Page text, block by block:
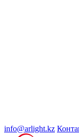
info@arlight.kz